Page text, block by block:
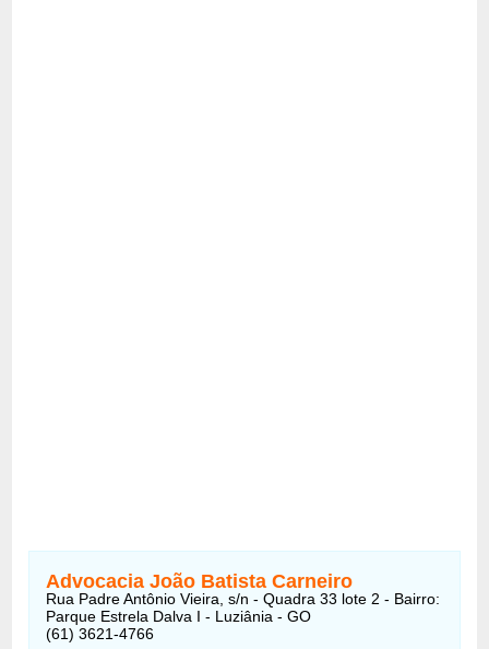
Advocacia João Batista Carneiro
Rua Padre Antônio Vieira, s/n - Quadra 33 lote 2 - Bairro:
Parque Estrela Dalva I - Luziânia - GO
(61) 3621-4766